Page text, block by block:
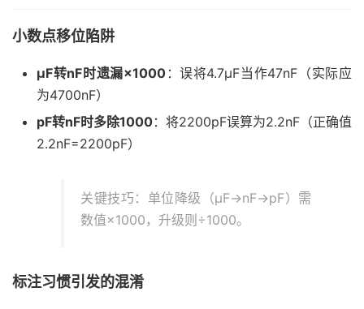
小数点移位陷阱
μF转nF时遗漏×1000：误将4.7μF当作47nF（实际应
为4700nF）
pF转nF时多除1000：将2200pF误算为2.2nF（正确值
2.2nF=2200pF）
关键技巧：单位降级（μF→nF→pF）需
数值×1000，升级则÷1000。
标注习惯引发的混淆